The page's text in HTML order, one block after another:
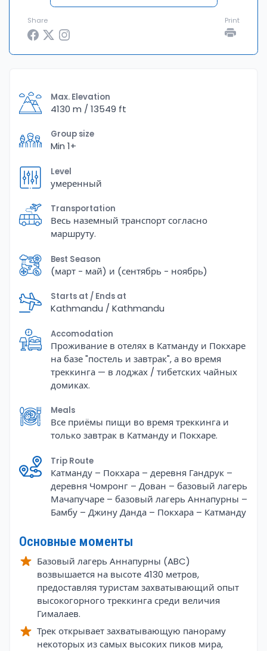
Share Print
Max. Elevation
4130 m / 13549 ft
Group size
Min 1+
Level
умеренный
Transportation
Весь наземный транспорт согласно
маршруту.
Best Season
(март - май) и (сентябрь - ноябрь)
Starts at / Ends at
Kathmandu / Kathmandu
Accomodation
Проживание в отелях в Катманду и Покхаре
на базе "постель и завтрак", а во время
треккинга — в лоджах / тибетских чайных
домиках.
Meals
Все приёмы пищи во время треккинга и
только завтрак в Катманду и Покхаре.
Trip Route
Катманду – Покхара – деревня Гандрук –
деревня Чомронг – Дован – базовый лагерь
Мачапучаре – базовый лагерь Аннапурны –
Бамбу – Джину Данда – Покхара – Катманду
Основные моменты
Базовый лагерь Аннапурны (ABC)
возвышается на высоте 4130 метров,
предоставляя туристам захватывающий опыт
высокогорного треккинга среди величия
Гималаев.
Трек открывает захватывающую панораму
некоторых из самых высоких пиков мира,